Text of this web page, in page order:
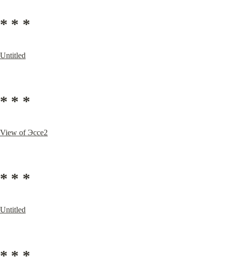
* * *
Untitled
* * *
View of Эссе2
* * *
Untitled
* * *